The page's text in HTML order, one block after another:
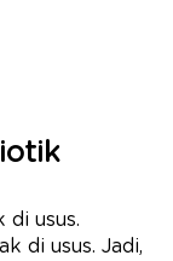
usus.
di usus. Jadi,